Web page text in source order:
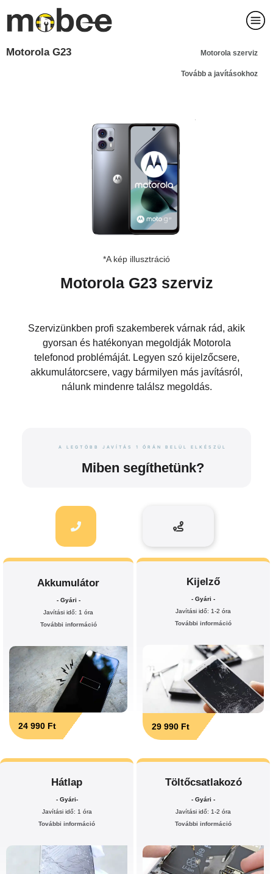
Motorola G23 Motorola szerviz
Tovább a javításokhoz
*A kép illusztráció
Motorola G23 szerviz
Szervizünkben profi szakemberek várnak rád, akik
gyorsan és hatékonyan megoldják Motorola
telefonod problémáját. Legyen szó kijelzőcsere,
akkumulátorcsere, vagy bármilyen más javításról,
nálunk mindenre találsz megoldás.
A LEGTÖBB JAVÍTÁS 1 ÓRÁN BELÜL ELKÉSZÜL
Miben segíthetünk?
Akkumulátor
- Gyári -
Javítási idő: 1 óra
További információ
24 990 Ft
Kijelző
- Gyári -
Javítási idő: 1-2 óra
További információ
29 990 Ft
Hátlap
- Gyári-
Javítási idő: 1 óra
További információ
Töltőcsatlakozó
- Gyári -
Javítási idő: 1-2 óra
További információ